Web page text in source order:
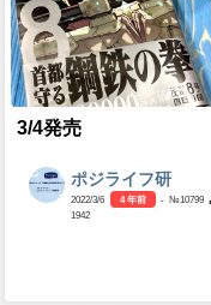
3/4発売
ポジライフ研
2022/3/6 4 年前
- №10799
1942